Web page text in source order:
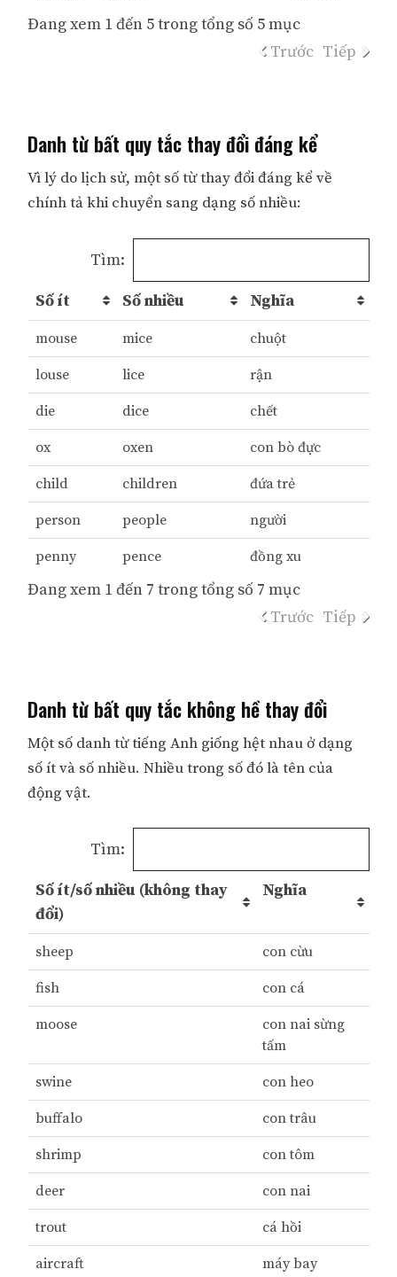
Đang xem 1 đến 5 trong tổng số 5 mục
Trước Tiếp
Danh từ bất quy tắc thay đổi đáng kể
Vì lý do lịch sử, một số từ thay đổi đáng kể về
chính tả khi chuyển sang dạng số nhiều:
Tìm:
Số ít
Số nhiều Nghĩa
mouse mice chuột
louse lice rận
die dice chết
ox oxen con bò đực
child children đứa trẻ
person people người
penny pence đồng xu
Đang xem 1 đến 7 trong tổng số 7 mục
Trước Tiếp
Danh từ bất quy tắc không hề thay đổi
Một số danh từ tiếng Anh giống hệt nhau ở dạng
số ít và số nhiều. Nhiều trong số đó là tên của
động vật.
Tìm:
Số ít/số nhiều (không thay
đổi)
Nghĩa
sheep con cừu
fish con cá
moose
con nai sừng
tấm
swine con heo
buffalo con trâu
shrimp con tôm
deer con nai
trout cá hồi
aircraft máy bay